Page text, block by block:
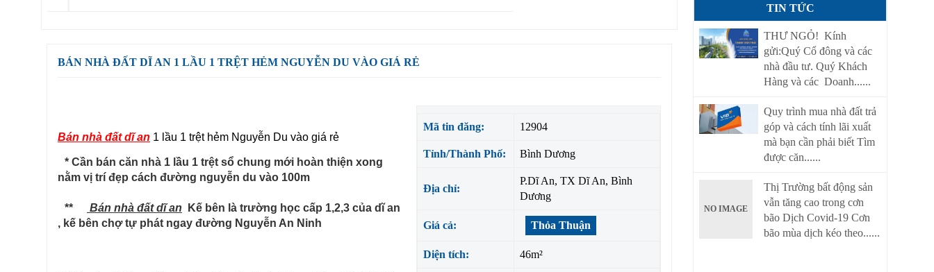
BÁN NHÀ ĐẤT DĨ AN 1 LẦU 1 TRỆT HẺM NGUYỄN DU VÀO GIÁ RẺ
Mã tin đăng: 12904
Tỉnh/Thành Phố: Bình Dương
Địa chỉ:
P.Dĩ An, TX Dĩ An, Bình
Dương
Giá cả: Thỏa Thuận
Diện tích: 46m²
Bán nhà đất dĩ an 1 lầu 1 trệt hẻm Nguyễn Du vào giá rẻ
* Cần bán căn nhà 1 lầu 1 trệt sổ chung mới hoàn thiện xong
nằm vị trí đẹp cách đường nguyễn du vào 100m
** Bán nhà đất dĩ an Kế bên là trường học cấp 1,2,3 của dĩ an
, kế bên chợ tự phát ngay đường Nguyễn An Ninh
TIN TỨC
THƯ NGỎ! Kính
gửi:Quý Cổ đông và các
nhà đầu tư. Quý Khách
Hàng và các Doanh......
Quy trình mua nhà đất trả
góp và cách tính lãi xuất
mà bạn cần phải biết Tìm
được căn......
NO IMAGE
Thị Trường bất động sản
vẫn tăng cao trong cơn
bão Dịch Covid-19 Cơn
bão mùa dịch kéo theo......